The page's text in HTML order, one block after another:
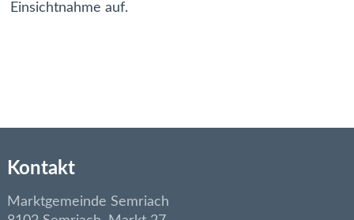
Einsichtnahme auf.
Kontakt
Marktgemeinde Semriach